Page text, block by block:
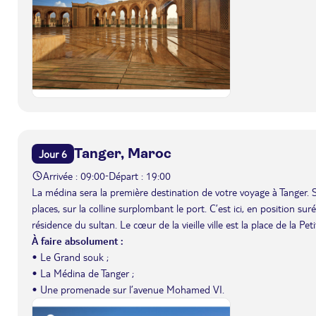
Jour 6 Tanger, Maroc
Arrivée : 09:00-Départ : 19:00
La médina sera la première destination de votre voyage à
places, sur la colline surplombant le port. C’est ici, en position
résidence du sultan. Le cœur de la vieille ville est la place de la
À faire absolument :
• Le Grand souk ;
• La Médina de Tanger ;
• Une promenade sur l’avenue Mohamed VI.